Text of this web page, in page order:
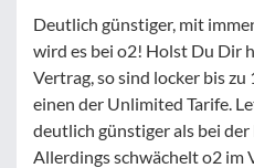
Deutlich günstiger, mit
wird es bei o2! Holst Du Dir
Vertrag, so sind locker bis
einen der Unlimited Tarife.
deutlich günstiger als bei
Allerdings schwächelt o2 im